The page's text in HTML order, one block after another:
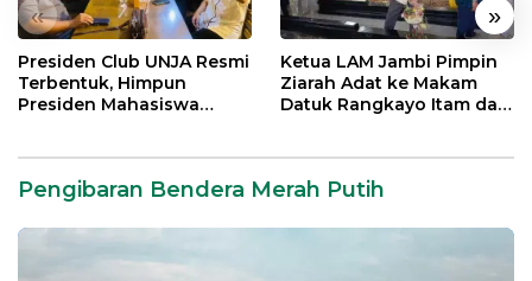
« »
Presiden Club UNJA Resmi
Terbentuk, Himpun
Presiden Mahasiswa
Ketua LAM Jambi Pimpin
Ziarah Adat ke Makam
Datuk Rangkayo Itam dan
Pengibaran Bendera Merah Putih